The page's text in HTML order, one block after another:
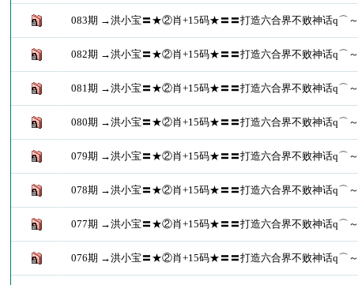
083期 →洪小宝〓★②肖+15码★〓〓打造六合界不败神话q⌒～
082期 →洪小宝〓★②肖+15码★〓〓打造六合界不败神话q⌒～
081期 →洪小宝〓★②肖+15码★〓〓打造六合界不败神话q⌒～
080期 →洪小宝〓★②肖+15码★〓〓打造六合界不败神话q⌒～
079期 →洪小宝〓★②肖+15码★〓〓打造六合界不败神话q⌒～
078期 →洪小宝〓★②肖+15码★〓〓打造六合界不败神话q⌒～
077期 →洪小宝〓★②肖+15码★〓〓打造六合界不败神话q⌒～
076期 →洪小宝〓★②肖+15码★〓〓打造六合界不败神话q⌒～